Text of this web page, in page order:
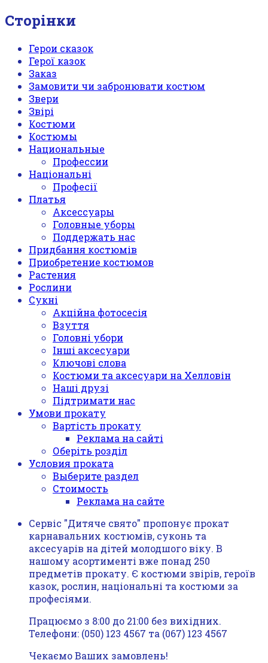
Сторінки
Герои сказок
Герої казок
Заказ
Замовити чи забронювати костюм
Звери
Звірі
Костюми
Костюмы
Национальные
Профессии
Національні
Професії
Платья
Аксессуары
Головные уборы
Поддержать нас
Придбання костюмів
Приобретение костюмов
Растения
Рослини
Сукні
Акційна фотосесія
Взуття
Головні убори
Інші аксесуари
Ключові слова
Костюми та аксесуари на Хелловін
Наші друзі
Підтримати нас
Умови прокату
Вартість прокату
Реклама на сайті
Оберіть розділ
Условия проката
Выберите раздел
Стоимость
Реклама на сайте
Сервіс "Дитяче свято" пропонує прокат
карнавальних костюмів, суконь та
аксесуарів на дітей молодшого віку. В
нашому асортименті вже понад 250
предметів прокату. Є костюми звірів, героїв
казок, рослин, національні та костюми за
професіями.
Працюємо з 8:00 до 21:00 без вихідних.
Телефони: (050) 123 4567 та (067) 123 4567
Чекаємо Ваших замовлень!